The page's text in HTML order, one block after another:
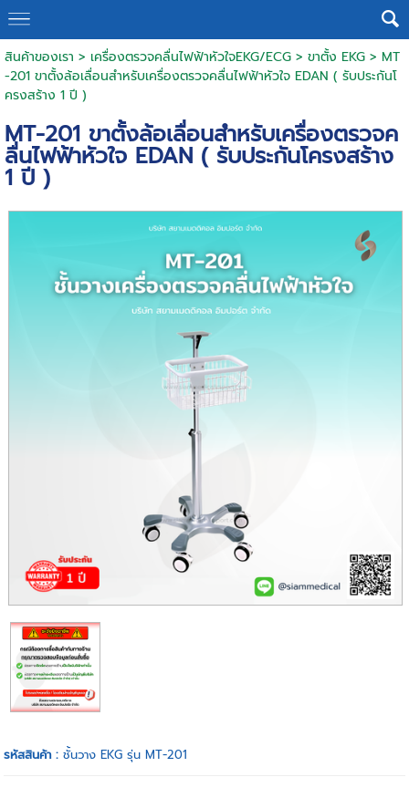
สินค้าของเรา > เครื่องตรวจคลื่นไฟฟ้าหัวใจEKG/ECG> ขาตั้ง EKG> MT
-201 ขาตั้งล้อเลื่อนสำหรับเครื่องตรวจคลื่นไฟฟ้าหัวใจ EDAN ( รับประกันโ
ครงสร้าง 1 ปี )
MT-201 ขาตั้งล้อเลื่อนสำหรับเครื่องตรวจค
ลื่นไฟฟ้าหัวใจ EDAN ( รับประกันโครงสร้าง
1 ปี )
รหัสสินค้า :ชั้นวาง EKG รุ่น MT-201